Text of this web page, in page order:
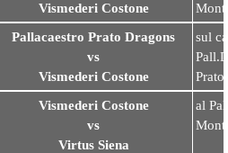
Vismederi Costone
Pallacaestro Prato Dragons
vs
Vismederi Costone
sul
Prato
Vismederi Costone
vs
Virtus Siena
al